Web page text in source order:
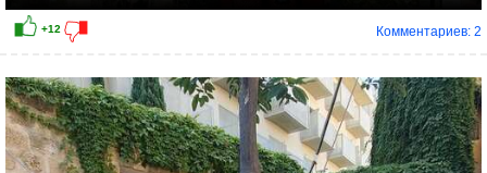
+3
Комментариев: 2